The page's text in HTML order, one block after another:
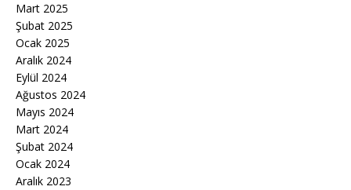
Mart 2025
Şubat 2025
Ocak 2025
Aralık 2024
Eylül 2024
Ağustos 2024
Mayıs 2024
Mart 2024
Şubat 2024
Ocak 2024
Aralık 2023